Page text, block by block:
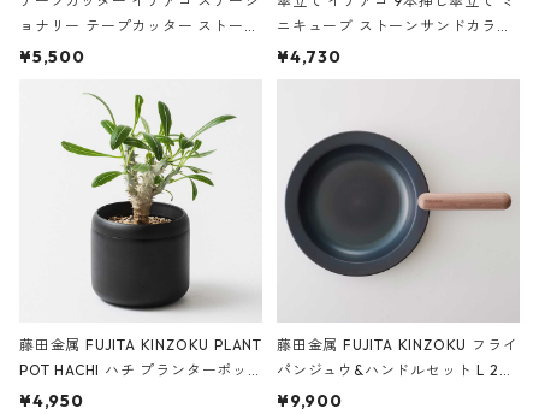
ョナリー テープカッター ストーン
サンドカラー 石調 ideaco Station
¥5,500
ニキューブ ストーンサンドカラー
石調 ideaco Umbrella Stand CUB
E ストーンサンドブラック
¥4,730
藤田金属 FUJITA KINZOKU PLANT
POT HACHI ハチ プランターポッ
ト 3号 ブラック
¥4,950
藤田金属 FUJITA KINZOKU フライ
パンジュウ&ハンドルセット L 24c
m ガス火・IH対応 鉄フライパン
¥9,900